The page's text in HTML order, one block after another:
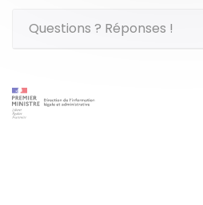
Questions ? Réponses !